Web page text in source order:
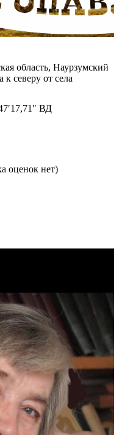
область, Наурзумский
северу от села
ВД
оценок нет)